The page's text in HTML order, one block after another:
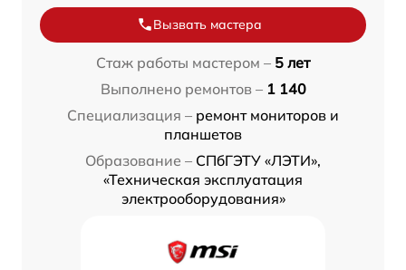
Вызвать мастера
Стаж работы мастером – 5 лет
Выполнено ремонтов – 1 140
Специализация – ремонт мониторов и
планшетов
Образование – СПбГЭТУ «ЛЭТИ»,
«Техническая эксплуатация
электрооборудования»